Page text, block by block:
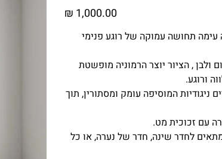
מחיר
עימה תחושה עמוקה של רוגע פנימי
ולבן , הציור יוצר הרמוניה מופשטת
ורוגע.
ניגודיות המוסיפה עומק ומסתורין, תוך
עם זכוכית מט.
לחדר שינה, חדר של נערה, או כל